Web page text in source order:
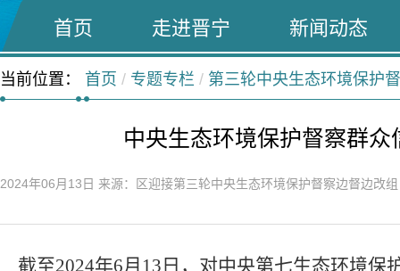
首页 走进晋宁 新闻动态
当前位置： 首页 / 专题专栏 / 第三轮中央生态环境保护
中央生态环境保护督察群
2024年06月13日 来源：区迎接第三轮中央生态环境保护督察边督边
截至2024年6月 13 日，对中央第七生态环境保